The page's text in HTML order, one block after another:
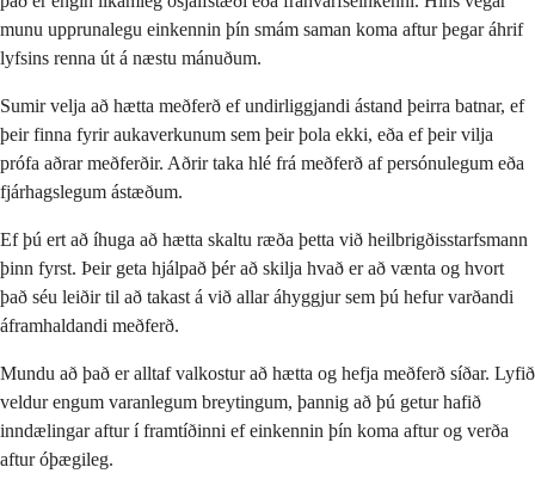
munu upprunalegu einkennin þín smám saman koma aftur þegar áhrif
lyfsins renna út á næstu mánuðum.
Sumir velja að hætta meðferð ef undirliggjandi ástand þeirra batnar, ef
þeir finna fyrir aukaverkunum sem þeir þola ekki, eða ef þeir vilja
prófa aðrar meðferðir. Aðrir taka hlé frá meðferð af persónulegum eða
fjárhagslegum ástæðum.
Ef þú ert að íhuga að hætta skaltu ræða þetta við heilbrigðisstarfsmann
þinn fyrst. Þeir geta hjálpað þér að skilja hvað er að vænta og hvort
það séu leiðir til að takast á við allar áhyggjur sem þú hefur varðandi
áframhaldandi meðferð.
Mundu að það er alltaf valkostur að hætta og hefja meðferð síðar. Lyfið
veldur engum varanlegum breytingum, þannig að þú getur hafið
inndælingar aftur í framtíðinni ef einkennin þín koma aftur og verða
aftur óþægileg.